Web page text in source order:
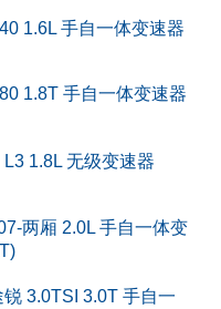
1.6L 手自一体变速器
1.8T 手自一体变速器
L3 1.8L 无级变速器
两厢 2.0L 手自一体变
锐 3.0TSI 3.0T 手自一